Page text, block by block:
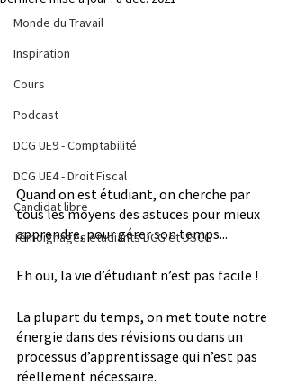
Monde du Travail
Inspiration
Cours
Podcast
DCG UE9 - Comptabilité
DCG UE4 - Droit Fiscal
Candidat libre
Témoignages étudiants DCG et DSCG
Quand on est étudiant, on cherche par
tous les moyens des astuces pour mieux
apprendre, pour gérer son temps...
Eh oui, la vie d’étudiant n’est pas facile !
La plupart du temps, on met toute notre
énergie dans des révisions ou dans un
processus d’apprentissage qui n’est pas
réellement nécessaire.